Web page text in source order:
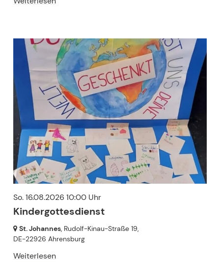
So. 16.08.2026 10:00 Uhr
Kindergottesdienst
St. Johannes, Rudolf-Kinau-Straße 19,
DE-22926 Ahrensburg
Weiterlesen